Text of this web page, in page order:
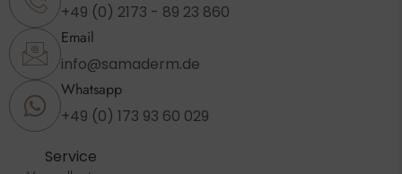
+49 (0) 2173 - 89 23 860
Email
info@samaderm.de
Whatsapp
+49 (0) 173 93 60 029
Service